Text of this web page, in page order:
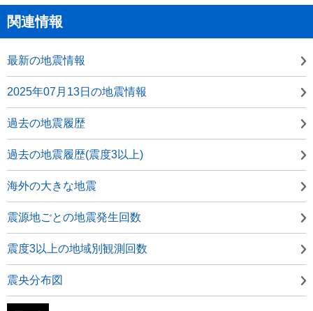
関連情報
最新の地震情報
2025年07月13日の地震情報
過去の地震履歴
過去の地震履歴(震度3以上)
海外の大きな地震
震源地ごとの地震発生回数
震度3以上の地域別観測回数
震央分布図